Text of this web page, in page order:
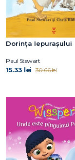
Dorința Iepurașului
Paul Stewart
15.33 lei 30.66 lei